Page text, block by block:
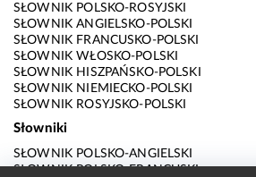
SŁOWNIK POLSKO-ROSYJSKI
SŁOWNIK ANGIELSKO-POLSKI
SŁOWNIK FRANCUSKO-POLSKI
SŁOWNIK WŁOSKO-POLSKI
SŁOWNIK HISZPAŃSKO-POLSKI
SŁOWNIK NIEMIECKO-POLSKI
SŁOWNIK ROSYJSKO-POLSKI
Słowniki
SŁOWNIK POLSKO-ANGIELSKI
SŁOWNIK POLSKO-FRANCUSKI